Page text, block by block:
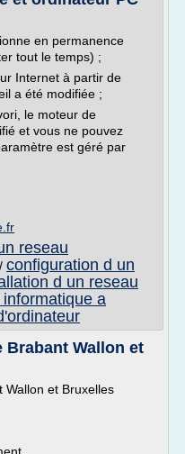
en permanence
tout le temps) ;
Internet à partir de
a été modifiée ;
le moteur de
et vous ne pouvez
est géré par
reseau
/ configuration d un
d un reseau
a
Brabant Wallon et
Wallon et Bruxelles